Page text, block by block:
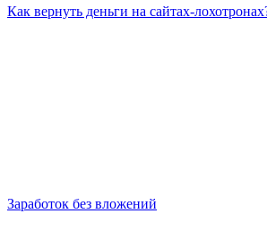
Как вернуть деньги на сайтах-
Заработок без вложений